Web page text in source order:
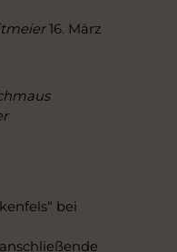
16. März
bei